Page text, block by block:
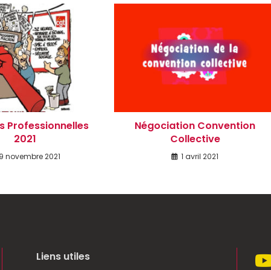
Professionnelles
2021
9 novembre 2021
Négociation Convention
Collective
1 avril 2021
Liens utiles